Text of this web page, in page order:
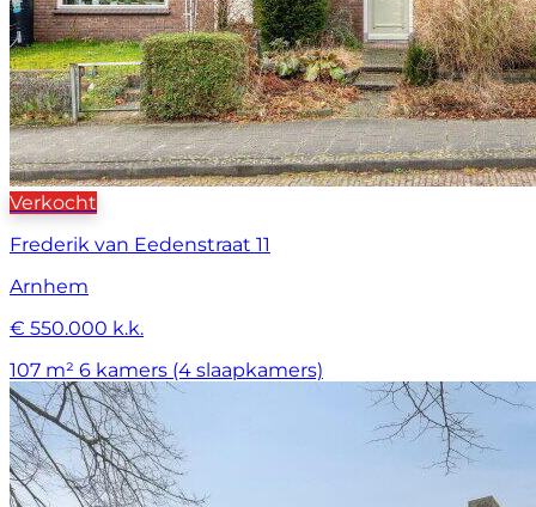
Verkocht
Frederik van Eedenstraat 11
Arnhem
€ 550.000 k.k.
107 m² 6 kamers (4 slaapkamers)